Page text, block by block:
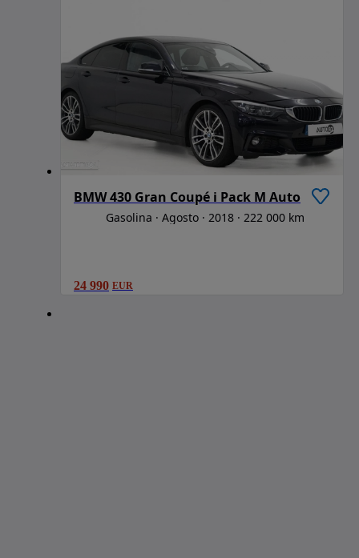
BMW 430 Gran Coupé i Pack M Auto
Gasolina Agosto 2018 222 000 km
24 990 EUR